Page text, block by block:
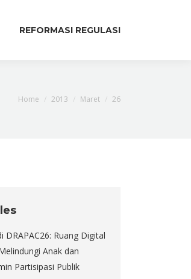
REFORMASI REGULASI
You are here:
Home 2013 Maret 26
DRAPAC26: Ruang Digital
Anak dan
Partisipasi Publik